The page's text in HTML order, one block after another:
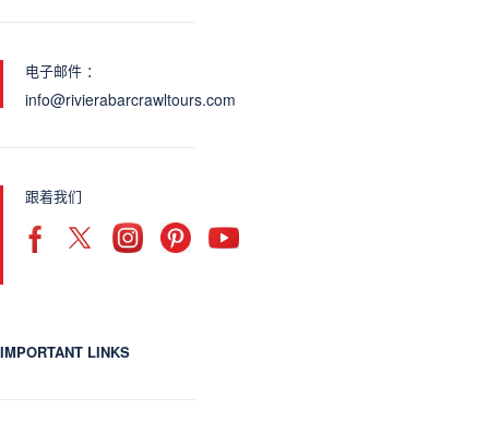
电子邮件 ：
info@rivierabarcrawltours.com
跟着我们
IMPORTANT LINKS